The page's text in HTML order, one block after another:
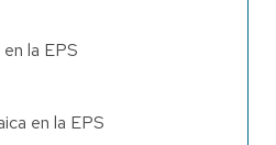
la EPS
en la EPS